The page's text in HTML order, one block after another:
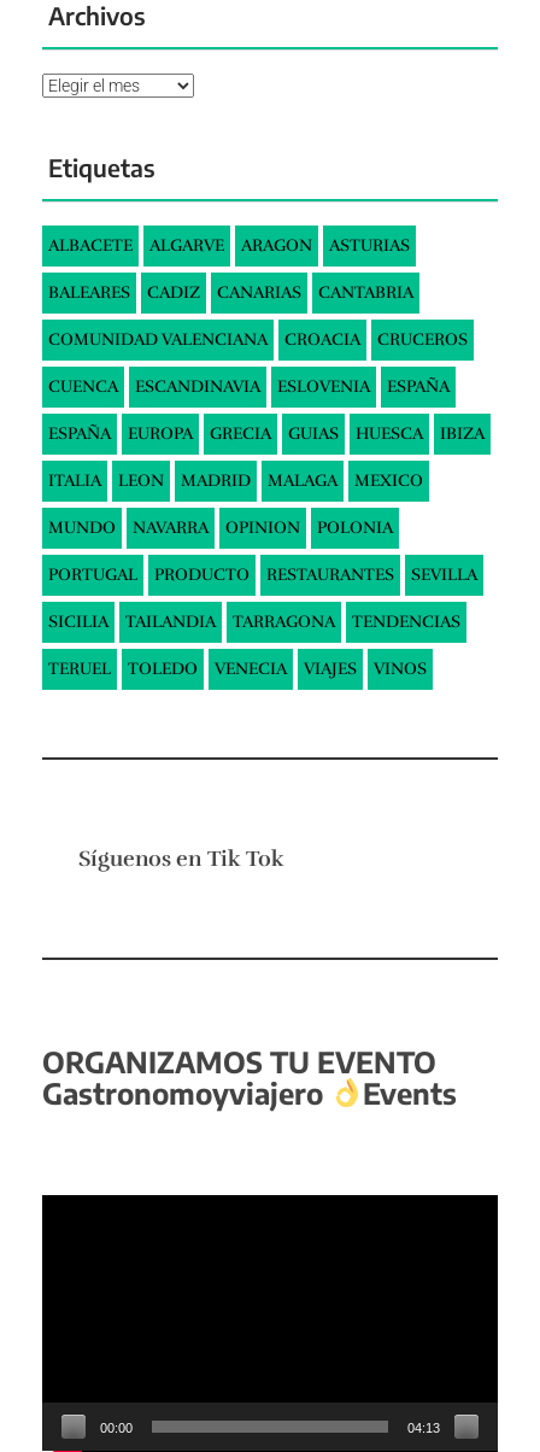
Archivos
Archivos
Etiquetas
ALBACETE ALGARVE ARAGON ASTURIAS
BALEARES CADIZ CANARIAS CANTABRIA
COMUNIDAD VALENCIANA CROACIA CRUCEROS
CUENCA ESCANDINAVIA ESLOVENIA ESPAÑA
ESPAÑA EUROPA GRECIA GUIAS HUESCA IBIZA
ITALIA LEON MADRID MALAGA MEXICO
MUNDO NAVARRA OPINION POLONIA
PORTUGAL PRODUCTO RESTAURANTES SEVILLA
SICILIA TAILANDIA TARRAGONA TENDENCIAS
TERUEL TOLEDO VENECIA VIAJES VINOS
Síguenos en Tik Tok
ORGANIZAMOS TU EVENTO
Gastronomoyviajero
Events
00:00 04:13